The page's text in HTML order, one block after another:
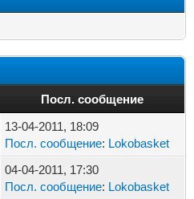
Посл. сообщение
13-04-2011, 18:09
Посл. сообщение: Lokobasket
04-04-2011, 17:30
Посл. сообщение: Lokobasket